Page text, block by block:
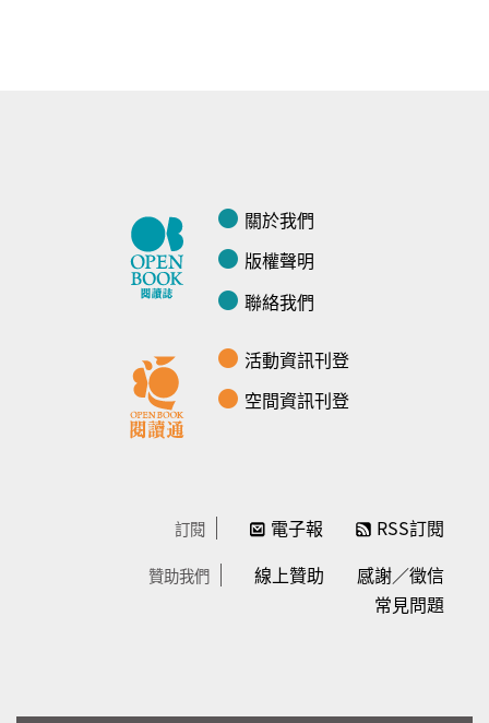
關於我們
版權聲明
聯絡我們
活動資訊刊登
空間資訊刊登
訂閱 電子報 RSS訂閱
贊助我們 線上贊助
感謝／徵信
常見問題